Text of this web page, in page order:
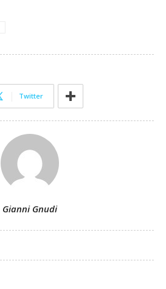
Twitter
Gianni Gnudi